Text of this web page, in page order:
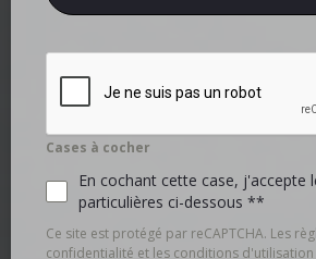
Cases à cocher
En cochant cette case, j'accepte
particulières ci-dessous **
Ce site est protégé par reCAPTCHA. Les
confidentialité et les conditions